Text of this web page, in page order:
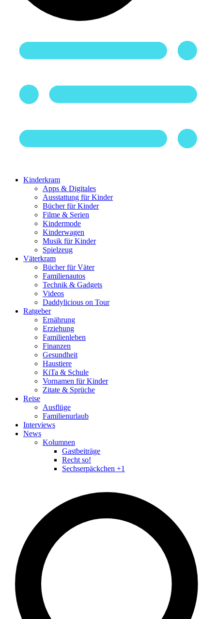
Kinderkram
Apps & Digitales
Ausstattung für Kinder
Bücher für Kinder
Filme & Serien
Kindermode
Kinderwagen
Musik für Kinder
Spielzeug
Väterkram
Bücher für Väter
Familienautos
Technik & Gadgets
Videos
Daddylicious on Tour
Ratgeber
Ernährung
Erziehung
Familienleben
Finanzen
Gesundheit
Haustiere
KiTa & Schule
Vornamen für Kinder
Zitate & Sprüche
Reise
Ausflüge
Familienurlaub
Interviews
News
Kolumnen
Gastbeiträge
Recht so!
Sechserpäckchen +1